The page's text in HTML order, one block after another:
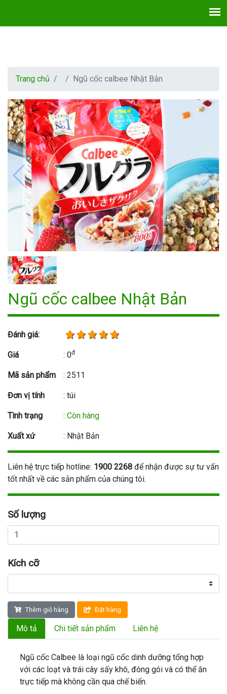
Trang chủ Ngũ cốc calbee Nhật Bản
Ngũ cốc calbee Nhật Bản
Đánh giá:
Giá : 0đ
Mã sản phẩm : 2511
Đơn vị tính : túi
Tình trạng : Còn hàng
Xuất xứ : Nhật Bản
Liên hệ trực tiếp hotline: 1900 2268 để nhận được sự tư vấn
tốt nhất về các sản phẩm của chúng tôi.
Số lượng
Kích cỡ
Thêm giỏ hàng Đặt hàng
Mô tả Chi tiết sản phẩm Liên hệ
Ngũ cốc Calbee là loại ngũ cốc dinh dưỡng tổng hợp
với các loạt và trái cây sấy khô, đóng gói và có thể ăn
trực tiếp mà không cần qua chế biến.